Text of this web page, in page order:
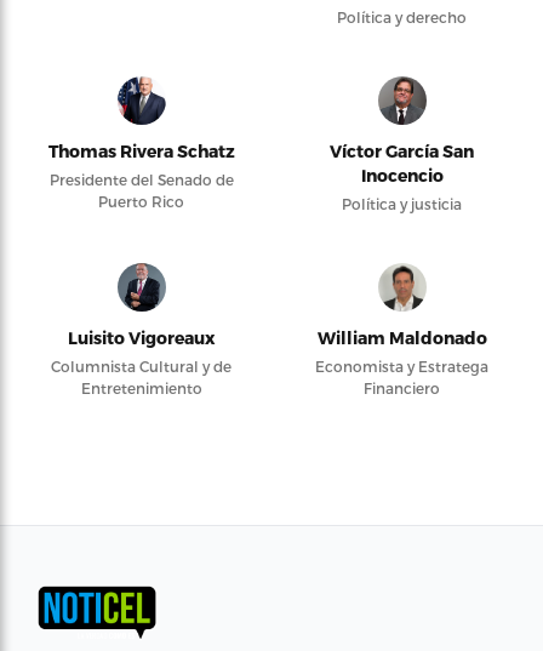
Política y derecho
Thomas Rivera Schatz
Presidente del Senado de
Puerto Rico
Víctor García San
Inocencio
Política y justicia
Luisito Vigoreaux
Columnista Cultural y de
Entretenimiento
William Maldonado
Economista y Estratega
Financiero